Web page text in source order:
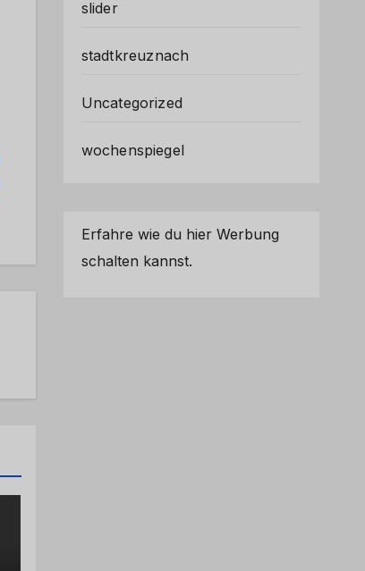
slider
stadtkreuznach
Uncategorized
wochenspiegel
Erfahre wie du hier Werbung
schalten kannst.